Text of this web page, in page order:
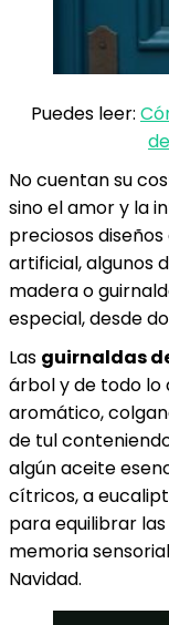
Puedes leer:
No cuentan su
sino el amor y la
preciosos
artificial, algunos
madera o
especial, desde
Las guirnaldas
árbol y de todo lo
aromático,
de tul
algún aceite
cítricos, a
para equilibrar
memoria
Navidad.